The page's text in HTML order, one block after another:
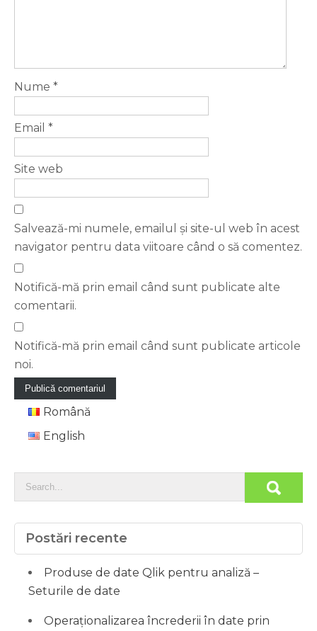
Nume *
Email *
Site web
Salvează-mi numele, emailul și site-ul web în acest
navigator pentru data viitoare când o să comentez.
Notifică-mă prin email când sunt publicate alte
comentarii.
Notifică-mă prin email când sunt publicate articole
noi.
Română
English
Postări recente
Produse de date Qlik pentru analiză –
Seturile de date
Operaționalizarea încrederii în date prin